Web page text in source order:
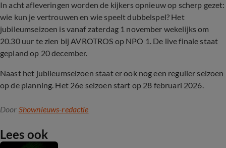
In acht afleveringen worden de kijkers opnieuw op scherp gezet:
wie kun je vertrouwen en wie speelt dubbelspel? Het
jubileumseizoen is vanaf zaterdag 1 november wekelijks om
20.30 uur te zien bij AVROTROS op NPO 1. De live finale staat
gepland op 20 december.
Naast het jubileumseizoen staat er ook nog een regulier seizoen
op de planning. Het 26e seizoen start op 28 februari 2026.
Door Shownieuws-redactie
Lees ook